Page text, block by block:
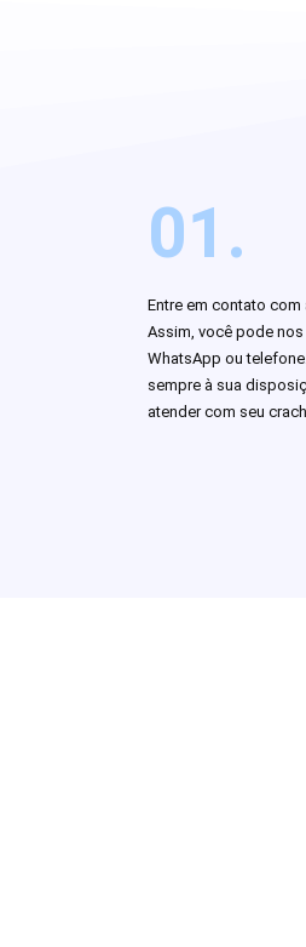
01.
Entre em contato com
Assim, você pode nos
WhatsApp ou
sempre à sua
atender com seu